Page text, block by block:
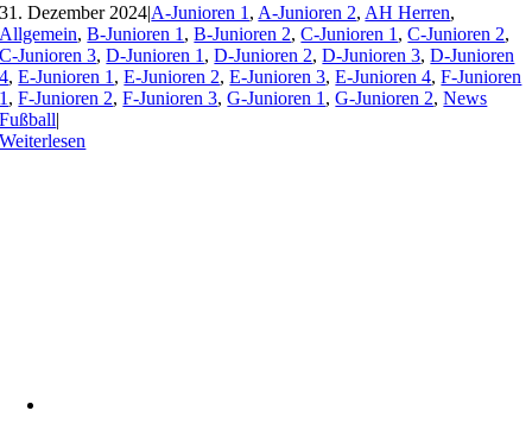
31. Dezember 2024|A-Junioren 1 , A-Junioren 2, AH Herren,
Allgemein,B-Junioren 1 ,B-Junioren 2,C-Junioren 1 ,C-Junioren 2,
C-Junioren 3,D-Junioren 1 ,D-Junioren 2,D-Junioren 3,D-Junioren
4,E-Junioren 1 ,E-Junioren 2,E-Junioren 3,E-Junioren 4,F-Junioren
1 ,F-Junioren 2,F-Junioren 3,G-Junioren 1 ,G-Junioren 2,News
Fußball|
Weiterlesen